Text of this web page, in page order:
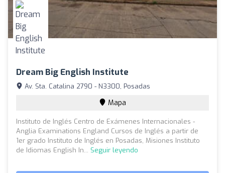
Dream Big English Institute
Av. Sta. Catalina 2790 - N3300, Posadas
Mapa
Instituto de Inglés Centro de Exámenes Internacionales -
Anglia Examinations England Cursos de Inglés a partir de
1er grado Instituto de Inglés en Posadas, Misiones Instituto
de Idiomas English In... Seguir leyendo